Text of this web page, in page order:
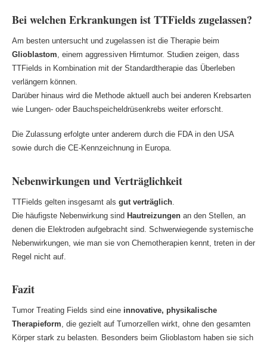
Bei welchen Erkrankungen ist TTFields zugelassen?
Am besten untersucht und zugelassen ist die Therapie beim
Glioblastom , einem aggressiven Hirntumor. Studien zeigen, dass
TTFields in Kombination mit der Standardtherapie das Überleben
verlängern können.
Darüber hinaus wird die Methode aktuell auch bei anderen Krebsarten
wie Lungen- oder Bauchspeicheldrüsenkrebs weiter erforscht.
Die Zulassung erfolgte unter anderem durch die FDA in den USA
sowie durch die CE-Kennzeichnung in Europa.
Nebenwirkungen und Verträglichkeit
TTFields gelten insgesamt als gut verträglich.
Die häufigste Nebenwirkung sind Hautreizungenan den Stellen, an
denen die Elektroden aufgebracht sind. Schwerwiegende systemische
Nebenwirkungen, wie man sie von Chemotherapien kennt, treten in der
Regel nicht auf.
Fazit
Tumor Treating Fields sind eine innovative, physikalische
Therapieform, die gezielt auf Tumorzellen wirkt, ohne den gesamten
Körper stark zu belasten. Besonders beim Glioblastom haben sie sich